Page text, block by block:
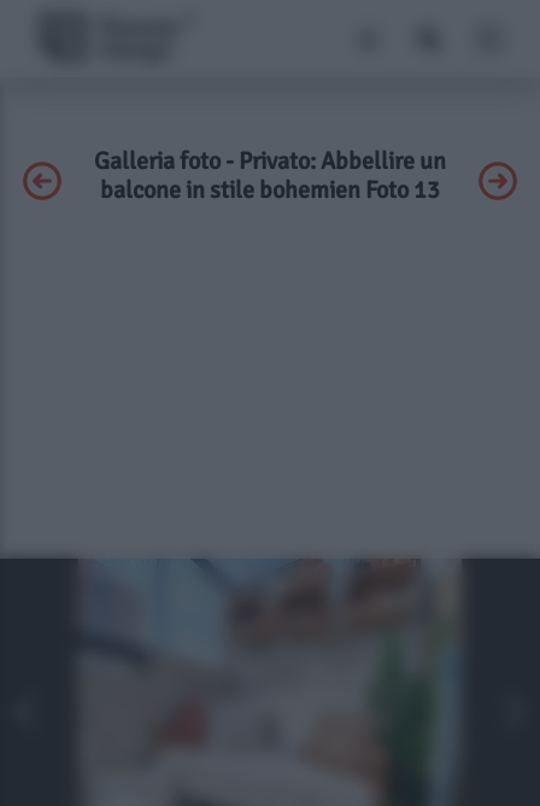
Galleria foto - Privato: Abbellire un
balcone in stile bohemien Foto 13